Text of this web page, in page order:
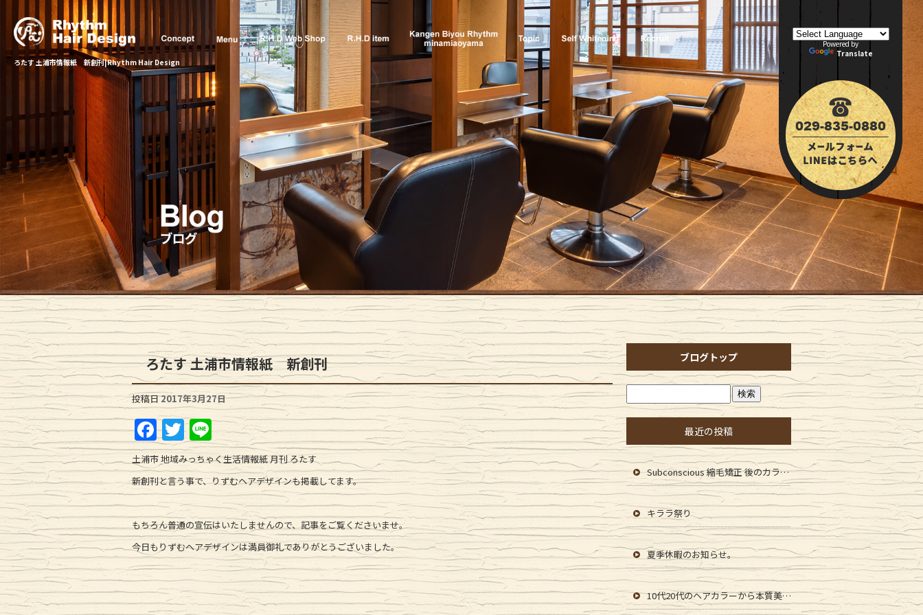
ろたす 土浦市情報紙 新創刊|Rhythm Hair Design
ろたす 土浦市情報紙 新創刊
投稿日2017年3月27日
F
a
c
e
b
o
o
k
T
w
it
te
r
Li
n
e
土浦市 地域みっちゃく生活情報紙 月刊 ろたす
新創刊と言う事で、りずむヘアデザインも掲載してます。
もちろん普通の宣伝はいたしませんので、記事をご覧くださいませ。
今日もりずむヘアデザインは満員御礼でありがとうございました。
ブログトップ
最近の投稿
Subconscious 縮毛矯正 後のカラーファンタジー107Dplus
キララ祭り
夏季休暇のお知らせ。
10代20代のヘアカラーから本質美を提供します。
Powered by
Translate